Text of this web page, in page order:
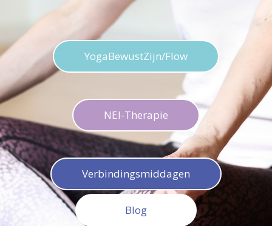
YogaBewustZijn/Flow
NEI-Therapie
Verbindingsmiddagen
Blog